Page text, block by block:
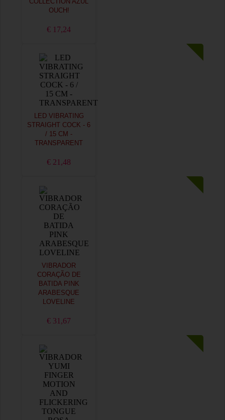
COLLECTION AZUL
OUCH!
€ 17,24
LED VIBRATING
STRAIGHT COCK - 6
/ 15 CM -
TRANSPARENT
€ 21,48
VIBRADOR
CORAÇÃO DE
BATIDA PINK
ARABESQUE
LOVELINE
€ 31,67